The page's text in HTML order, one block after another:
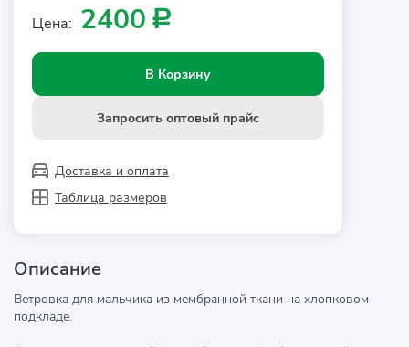
Цена: 2400 Р
В Корзину
Запросить оптовый прайс
Доставка и оплата
Таблица размеров
Описание
Ветровка для мальчика из мембранной ткани на хлопковом
подкладе.